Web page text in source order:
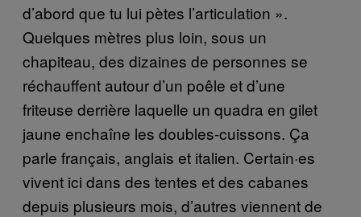
d’abord que tu lui pètes l’articulation ».
Quelques mètres plus loin, sous un
chapiteau, des dizaines de personnes se
réchauffent autour d’un poêle et d’une
friteuse derrière laquelle un quadra en gilet
jaune enchaîne les doubles-cuissons. Ça
parle français, anglais et italien. Certain·es
vivent ici dans des tentes et des cabanes
depuis plusieurs mois, d’autres viennent de